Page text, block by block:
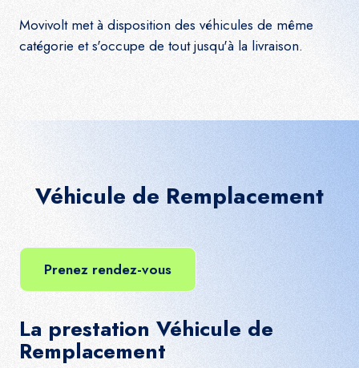
Movivolt met à disposition des véhicules de même
catégorie et s'occupe de tout jusqu'à la livraison.
Véhicule de Remplacement
Prenez rendez-vous
La prestation Véhicule de
Remplacement